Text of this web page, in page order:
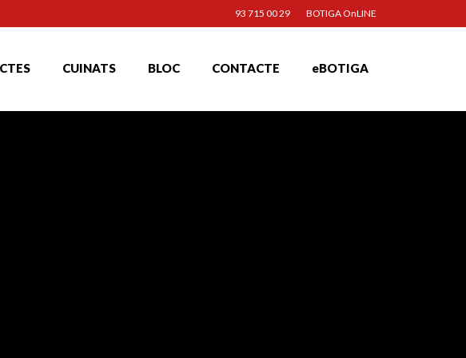
93 715 00 29 BOTIGA OnLINE
CUINATS BLOC CONTACTE eBOTIGA